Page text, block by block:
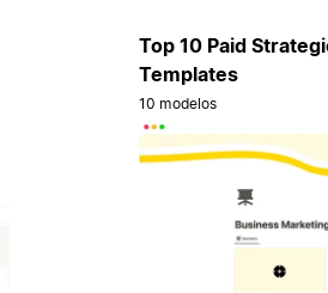
Top 10 Paid
Templates
10 modelos